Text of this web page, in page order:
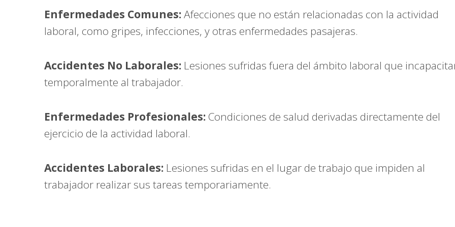
Enfermedades Comunes:Afecciones que no están relacionadas con la actividad
laboral, como gripes, infecciones, y otras enfermedades pasajeras.
Accidentes No Laborales: Lesiones sufridas fuera del ámbito laboral que
temporalmente al trabajador.
Enfermedades Profesionales: Condiciones de salud derivadas directamente del
ejercicio de la actividad laboral.
Accidentes Laborales: Lesiones sufridas en el lugar de trabajo que impiden al
trabajador realizar sus tareas temporariamente.